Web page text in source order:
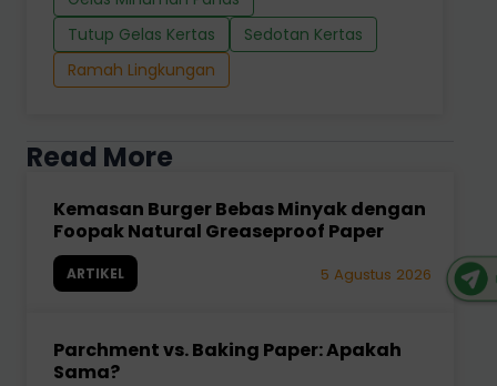
Tutup Gelas Kertas
Sedotan Kertas
Ramah Lingkungan
Read More
Kemasan Burger Bebas Minyak dengan
Foopak Natural Greaseproof Paper
ARTIKEL 5 Agustus 2026
Parchment vs. Baking Paper: Apakah
Sama?